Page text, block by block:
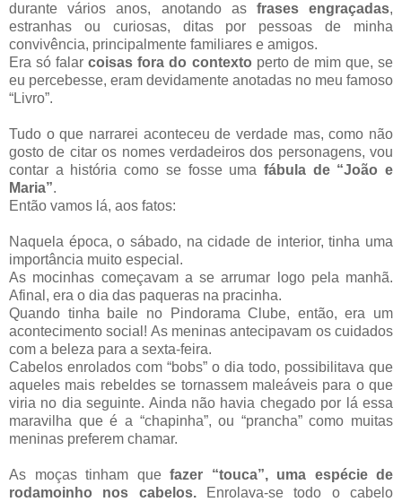
durante vários anos, anotando as frases engraçadas,
estranhas ou curiosas, ditas por pessoas de minha
convivência, principalmente familiares e amigos.
Era só falarcoisas fora do contexto perto de mim que, se
eu percebesse, eram devidamente anotadas no meu famoso
“Livro”.
Tudo o que narrarei aconteceu de verdade mas, como não
gosto de citar os nomes verdadeiros dos personagens, vou
contar a história como se fosse uma fábula de “João e
Maria”.
Então vamos lá, aos fatos:
Naquela época, o sábado, na cidade de interior, tinha uma
importância muito especial.
As mocinhas começavam a se arrumar logo pela manhã.
Afinal, era o dia das paqueras na pracinha.
Quando tinha baile no Pindorama Clube, então, era um
acontecimento social! As meninas antecipavam os cuidados
com a beleza para a sexta-feira.
Cabelos enrolados com “bobs” o dia todo, possibilitava que
aqueles mais rebeldes se tornassem maleáveis para o que
viria no dia seguinte. Ainda não havia chegado por lá essa
maravilha que é a “chapinha”, ou “prancha” como muitas
meninas preferem chamar.
As moças tinham que fazer “touca”, uma espécie de
rodamoinho nos cabelos.Enrolava-se todo o cabelo